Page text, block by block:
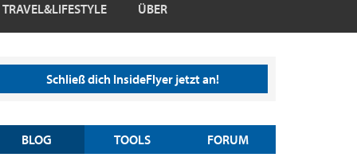
TRAVEL&LIFESTYLE ÜBER
Schließ dich InsideFlyer jetzt an!
BLOG TOOLS FORUM